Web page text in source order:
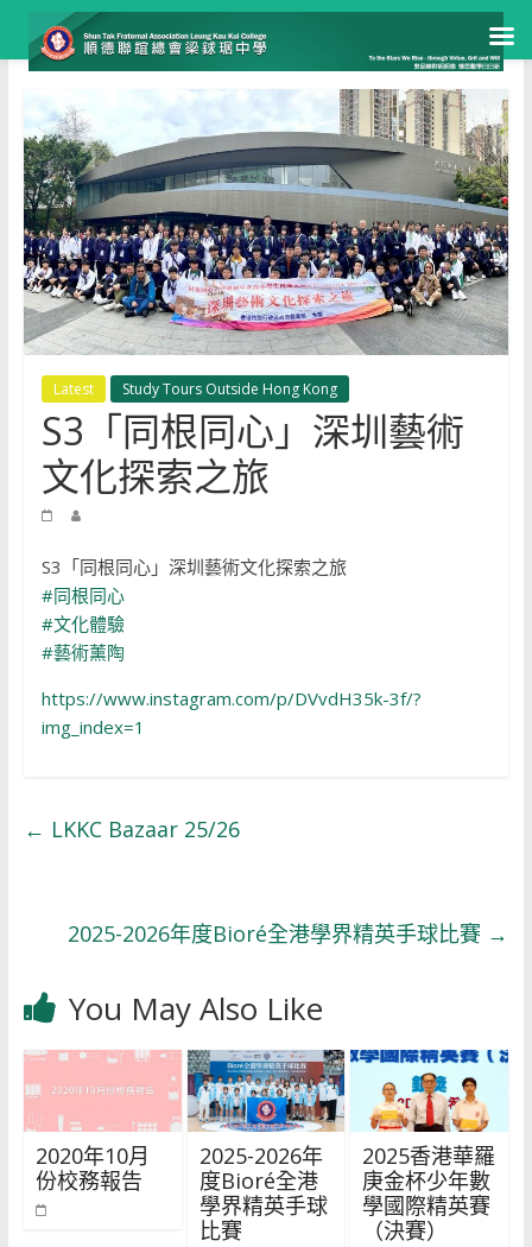
Skip
content
Latest Study Tours Outside Hong Kong
S3「同根同心」深圳藝術
文化探索之旅
S3「同根同心」深圳藝術文化探索之旅
#同根同心
#文化體驗
#藝術薰陶
https://www.instagram.com/p/DVvdH35k-3f/?
img_index=1
← LKKC Bazaar 25/26
2025-2026年度Bioré全港學界精英手球比賽 →
You May Also Like
2020年10月
份校務報告
2025-2026年
度Bioré全港
學界精英手球
比賽
2025香港華羅
庚金杯少年數
學國際精英賽
（決賽）